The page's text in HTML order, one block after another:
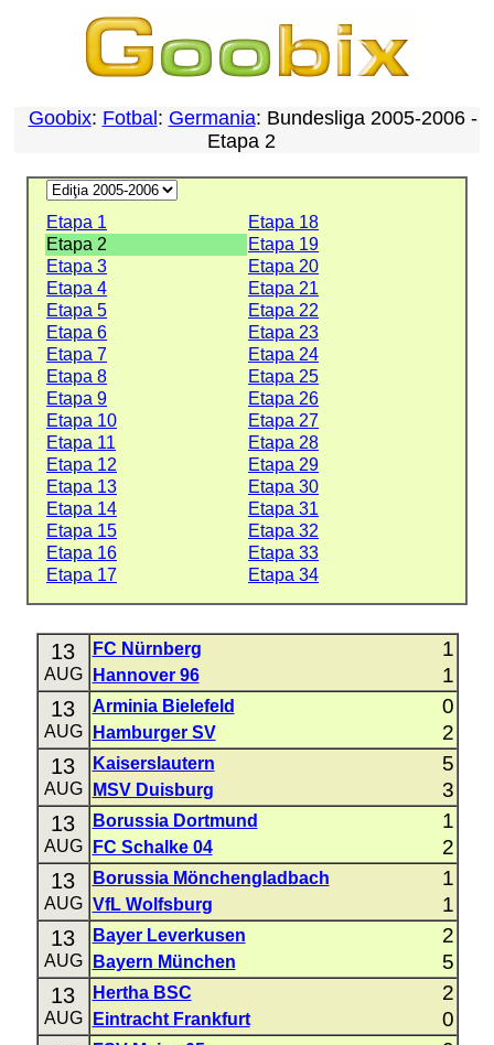
Goobix: Fotbal : Germania: Bundesliga 2005-2006 -
Etapa 2
Etapa 1
Etapa 18
Etapa 2
Etapa 19
Etapa 3
Etapa 20
Etapa 4
Etapa 21
Etapa 5
Etapa 22
Etapa 6
Etapa 23
Etapa 7
Etapa 24
Etapa 8
Etapa 25
Etapa 9
Etapa 26
Etapa 10
Etapa 27
Etapa 11
Etapa 28
Etapa 12
Etapa 29
Etapa 13
Etapa 30
Etapa 14
Etapa 31
Etapa 15
Etapa 32
Etapa 16
Etapa 33
Etapa 17
Etapa 34
13
AUG
FC Nürnberg 1
Hannover 96 1
13
AUG
Arminia Bielefeld 0
Hamburger SV 2
13
AUG
Kaiserslautern 5
MSV Duisburg 3
13
AUG
Borussia Dortmund 1
FC Schalke 04 2
13
AUG
Borussia Mönchengladbach 1
VfL Wolfsburg 1
13
AUG
Bayer Leverkusen 2
Bayern München 5
13
AUG
Hertha BSC 2
Eintracht Frankfurt 0